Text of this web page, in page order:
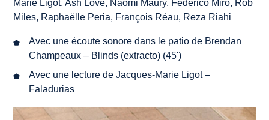
Marie Ligot, Ash Love, Naomi Maury, Federico Miró, Rob
Miles, Raphaëlle Peria, François Réau, Reza Riahi
Avec une écoute sonore dans le patio de Brendan
Champeaux – Blinds (extracto) (45')
Avec une lecture de Jacques-Marie Ligot –
Faladurias